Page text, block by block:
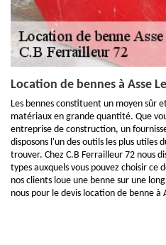
Location de bennes à Asse
Les bennes constituent un moyen sûr
matériaux en grande quantité. Que
entreprise de construction, un
disposons l'un des outils les plus utiles
trouver. Chez C.B Ferrailleur 72 nous
types auxquels vous pouvez choisir ce
nos clients loue une benne sur une
nous pour le devis location de benne à